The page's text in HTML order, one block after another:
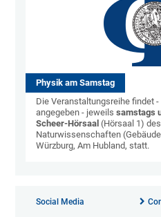
Physik am Samstag
Die Veranstaltungsreihe findet
angegeben - jeweilssamstags
Scheer-Hörsaal (Hörsaal 1)
Naturwissenschaften
Würzburg, Am Hubland, statt.
Social Media